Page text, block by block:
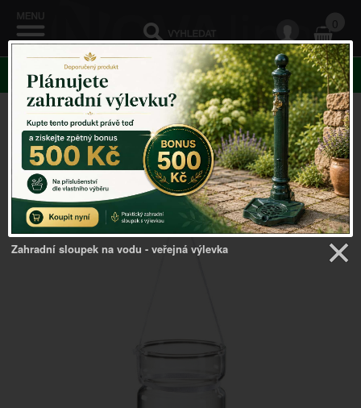
0
KATEGORIE
Venkovský domov ->Svatební dekorace->
Svatební
dekorace svícen na čajovou svíčku 9cm
Zahradní sloupek na vodu - veřejná výlevka